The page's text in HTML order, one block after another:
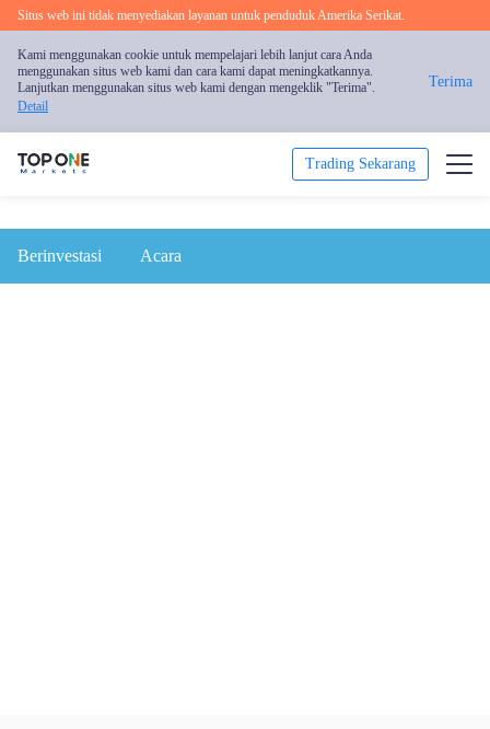
Situs web ini tidak menyediakan layanan untuk penduduk Amerika Serikat.
Kami menggunakan cookie untuk mempelajari lebih lanjut cara Anda
menggunakan situs web kami dan cara kami dapat meningkatkannya.
Lanjutkan menggunakan situs web kami dengan mengeklik "Terima".
Detail
Terima
Trading Sekarang
Platform
Berinvestasi Acara